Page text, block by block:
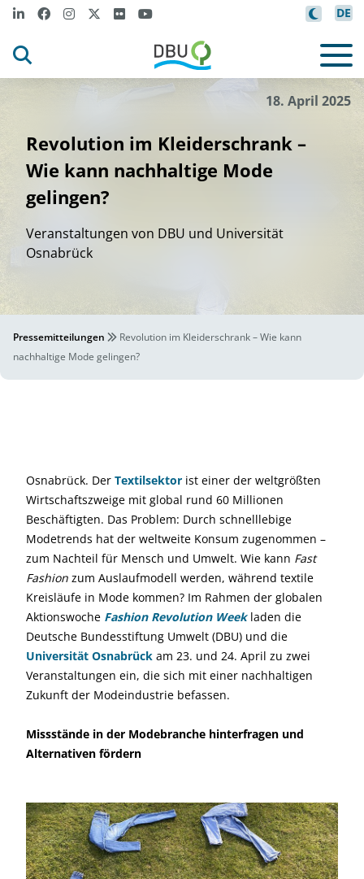
DE
©
Lea Kessens
/DBU
18. April 2025
Revolution im Kleiderschrank –
Wie kann nachhaltige Mode
gelingen?
Veranstaltungen von DBU und Universität
Osnabrück
Pressemitteilungen
Revolution im Kleiderschrank – Wie kann
nachhaltige Mode gelingen?
Osnabrück. Der Textilsektor ist einer der weltgrößten
Wirtschaftszweige mit global rund 60 Millionen
Beschäftigten. Das Problem: Durch schnelllebige
Modetrends hat der weltweite Konsum zugenommen –
zum Nachteil für Mensch und Umwelt. Wie kann Fast
Fashion zum Auslaufmodell werden, während textile
Kreisläufe in Mode kommen? Im Rahmen der globalen
Aktionswoche Fashion Revolution Weekladen die
Deutsche Bundesstiftung Umwelt (DBU) und die
Universität Osnabrück am 23. und 24. April zu zwei
Veranstaltungen ein, die sich mit einer nachhaltigen
Zukunft der Modeindustrie befassen.
Missstände in der Modebranche hinterfragen und
Alternativen fördern